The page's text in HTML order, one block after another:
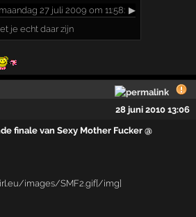
27 juli 2009 om 11:58: ▶
je echt daar zijn
28 juni 2010 13:06
finale van Sexy Mother Fucker @